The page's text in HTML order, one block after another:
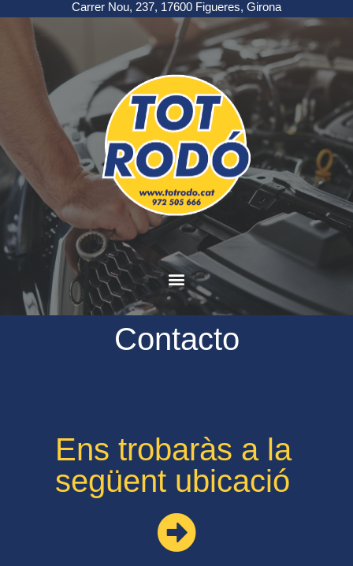
Carrer Nou, 237, 17600 Figueres, Girona
Contacto
Ens trobaràs a la
següent ubicació